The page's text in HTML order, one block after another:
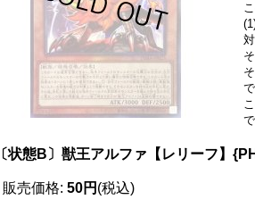
〔状態B〕獣王アルファ【レリーフ】
販売価格: 50円 (税込)